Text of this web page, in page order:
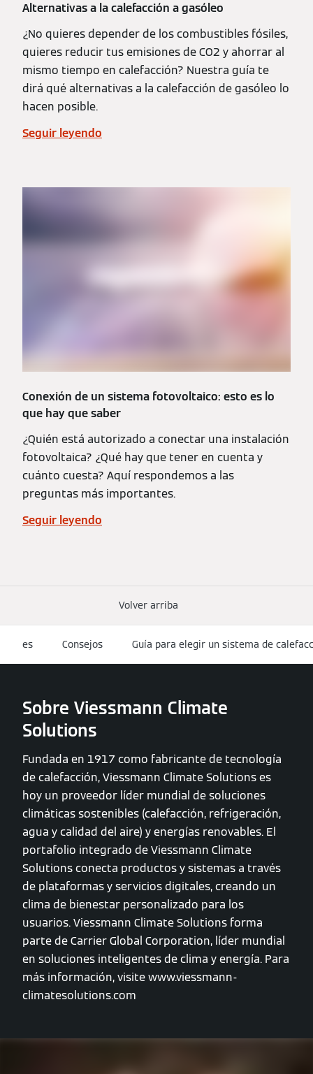
Alternativas a la calefacción a gasóleo
¿No quieres depender de los combustibles fósiles,
quieres reducir tus emisiones de CO2 y ahorrar al
mismo tiempo en calefacción? Nuestra guía te
dirá qué alternativas a la calefacción de gasóleo lo
hacen posible.
Seguir leyendo
Conexión de un sistema fotovoltaico: esto es lo
que hay que saber
¿Quién está autorizado a conectar una instalación
fotovoltaica? ¿Qué hay que tener en cuenta y
cuánto cuesta? Aquí respondemos a las
preguntas más importantes.
Seguir leyendo
Volver arriba
es Consejos Guía para elegir un sistema de
Sobre Viessmann Climate
Solutions
Fundada en 1917 como fabricante de tecnología
de calefacción, Viessmann Climate Solutions es
hoy un proveedor líder mundial de soluciones
climáticas sostenibles (calefacción, refrigeración,
agua y calidad del aire) y energías renovables. El
portafolio integrado de Viessmann Climate
Solutions conecta productos y sistemas a través
de plataformas y servicios digitales, creando un
clima de bienestar personalizado para los
usuarios. Viessmann Climate Solutions forma
parte de Carrier Global Corporation, líder mundial
en soluciones inteligentes de clima y energía. Para
más información, visite www.viessmann-
climatesolutions.com